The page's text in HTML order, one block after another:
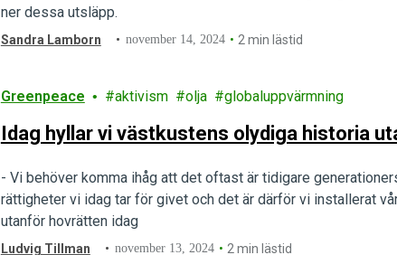
ner dessa utsläpp.
Sandra Lamborn november 14, 2024 2 min lästid
Greenpeace aktivism olja globaluppvärmning
Idag hyllar vi västkustens olydiga historia
- Vi behöver komma ihåg att det oftast är tidigare
rättigheter vi idag tar för givet och det är därför vi installerat
utanför hovrätten idag
Ludvig Tillman november 13, 2024 2 min lästid